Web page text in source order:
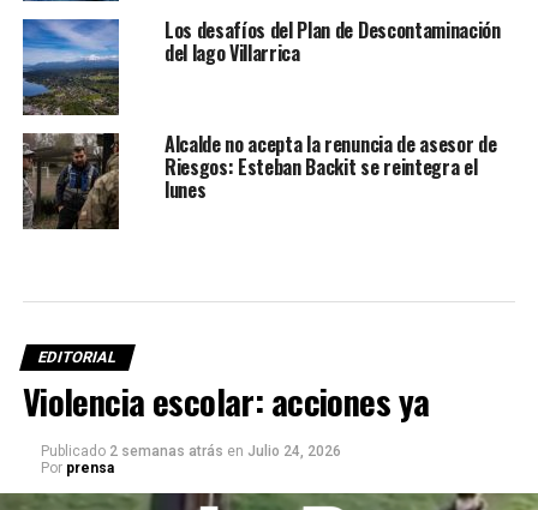
Los desafíos del Plan de Descontaminación
del lago Villarrica
Alcalde no acepta la renuncia de asesor de
Riesgos: Esteban Backit se reintegra el
lunes
EDITORIAL
Violencia escolar: acciones ya
Publicado 2 semanas atrás en Julio 24, 2026
Por prensa